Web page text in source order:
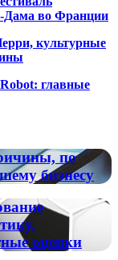
Дама во Франции
культурные
главные
по
бизнесу
оценки